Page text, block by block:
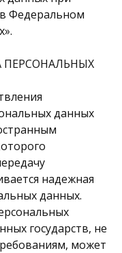
Федеральном
ПЕРСОНАЛЬНЫХ
данных
надежная
данных.
государств, не
может